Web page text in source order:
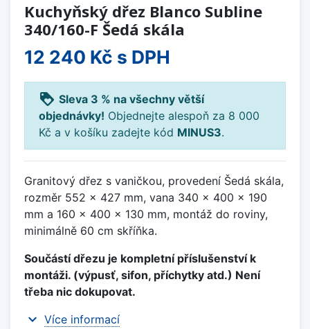
Kuchyňský dřez Blanco Subline
340/160-F Šedá skála
12 240 Kč s DPH
loyalty Sleva 3 % na všechny větší
objednávky! Objednejte alespoň za 8 000
Kč a v košíku zadejte kód MINUS3.
Granitový dřez s vaničkou, provedení Šedá skála,
rozměr 552 x 427 mm, vana 340 x 400 x 190
mm a 160 x 400 x 130 mm, montáž do roviny,
minimálně 60 cm skříňka.
Součástí dřezu je kompletní příslušenství k
montáži. (výpusť, sifon, příchytky atd.) Není
třeba nic dokupovat.
expand_more Více informací